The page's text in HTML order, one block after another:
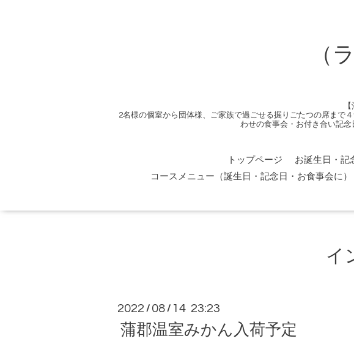
（
2名様の個室から団体様、ご家族で過ごせる掘りごたつの席まで
わせの食事会・お付き合い記
トップページ お誕生日・記
コースメニュー（誕生日・記念日・お食事会に）
イ
2022 / 08 / 14 23:23
蒲郡温室みかん入荷予定